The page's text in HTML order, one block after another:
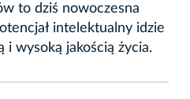
to dziś nowoczesna
intelektualny idzie
i wysoką jakością życia.